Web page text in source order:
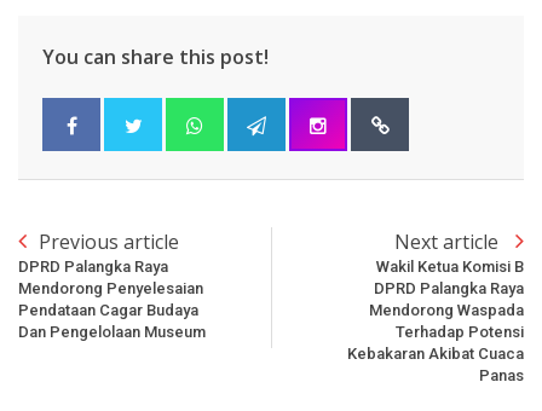
You can share this post!
Previous article
DPRD Palangka Raya
Mendorong Penyelesaian
Pendataan Cagar Budaya
Dan Pengelolaan Museum
Next article
Wakil Ketua Komisi B
DPRD Palangka Raya
Mendorong Waspada
Terhadap Potensi
Kebakaran Akibat Cuaca
Panas